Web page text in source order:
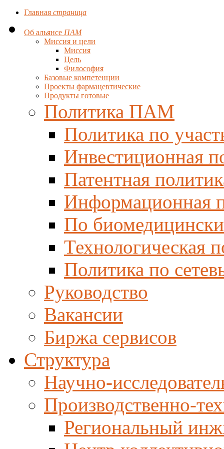
Главная страница
Об альянсе ПАМ
Миссия и цели
Миссия
Цель
Философия
Базовые компетенции
Проекты фармацевтические
Продукты готовые
Политика ПАМ
Политика по
Инвестиционная
Патентная
Информационная
По
Технологическая
Политика по
Руководство
Вакансии
Биржа сервисов
Структура
Научно-
Производственно-
Региональный